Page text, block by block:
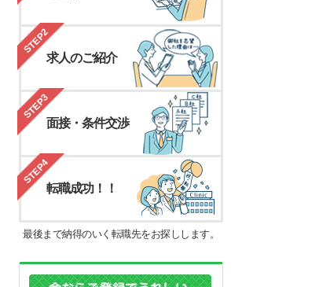
STEP2
求人のご紹介
STEP3
面接・条件交渉
STEP4
転職成功！！
最後まで納得のいく転職先をお探しします。